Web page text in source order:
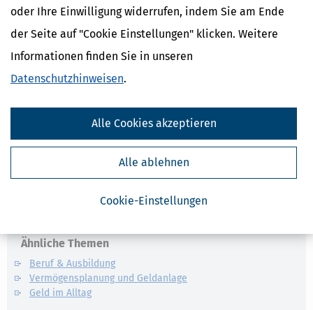
oder Ihre Einwilligung widerrufen, indem Sie am Ende
der Seite auf "Cookie Einstellungen" klicken. Weitere
Informationen finden Sie in unseren
Datenschutzhinweisen.
Cookie-Einstellungen
Alle ablehnen
Alle Cookies akzeptieren
4. 0,8 Prozent des Regelbedarfs nach§ 23 Nummer 1bei
Leistungsberechtigten bis zur Vollendung des
sechsten Lebensjahres.
Höhere Aufwendungen sind abweichend von Satz 2 nur zu
berücksichtigen, soweit sie durch eine separate Messeinrichtung
(8) Die Summe des insgesamt anerkannten Mehrbedarfs nach den
Absätzen 2 bis 5 darf die Höhe des für erwerbsfähige
Leistungsberechtigte maßgebenden Regelbedarfs nicht
Ähnliche Themen
Beruf & Ausbildung
Vermögensplanung und Geldanlage
Geld im Alltag